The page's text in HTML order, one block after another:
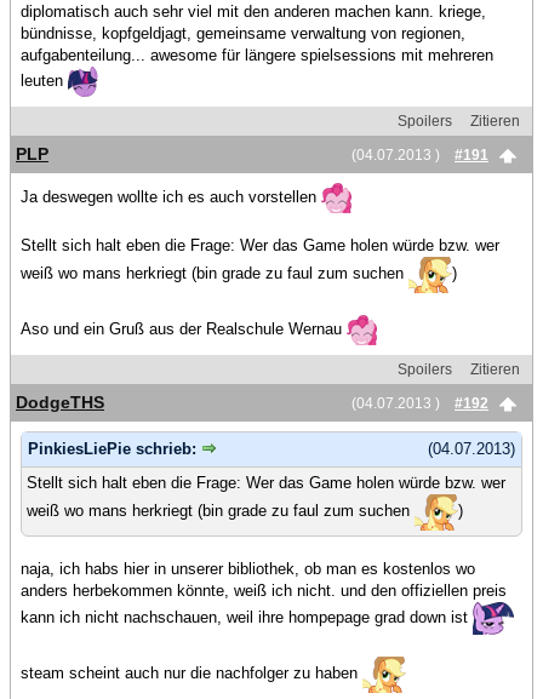
diplomatisch auch sehr viel mit den anderen machen kann. kriege,
bündnisse, kopfgeldjagt, gemeinsame verwaltung von regionen,
aufgabenteilung... awesome für längere spielsessions mit mehreren
leuten
Spoilers
Zitieren
(04.07.2013 )
#191
PLP
Ja deswegen wollte ich es auch vorstellen
Stellt sich halt eben die Frage: Wer das Game holen würde bzw. wer
weiß wo mans herkriegt (bin grade zu faul zum suchen
)
Aso und ein Gruß aus der Realschule Wernau
Spoilers
Zitieren
(04.07.2013 )
#192
DodgeTHS
(04.07.2013)
PinkiesLiePie schrieb:
Stellt sich halt eben die Frage: Wer das Game holen würde bzw. wer
weiß wo mans herkriegt (bin grade zu faul zum suchen
)
naja, ich habs hier in unserer bibliothek, ob man es kostenlos wo
anders herbekommen könnte, weiß ich nicht. und den offiziellen preis
kann ich nicht nachschauen, weil ihre hompepage grad down ist
steam scheint auch nur die nachfolger zu haben